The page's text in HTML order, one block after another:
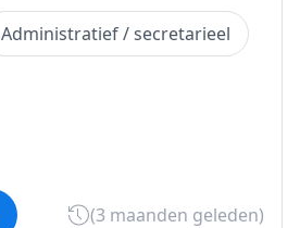
Administratief / secretarieel
(3 maanden geleden)